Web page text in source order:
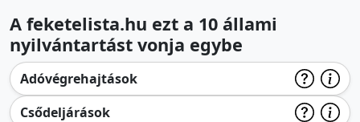
A feketelista.hu ezt a 10 állami
nyilvántartást vonja egybe
Adóvégrehajtások
Csődeljárások